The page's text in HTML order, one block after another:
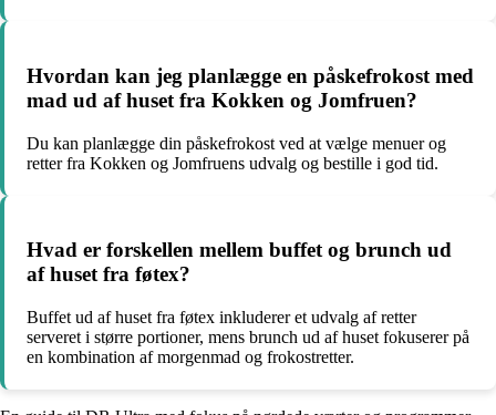
Hvordan kan jeg planlægge en påskefrokost med
mad ud af huset fra Kokken og Jomfruen?
Du kan planlægge din påskefrokost ved at vælge menuer og
retter fra Kokken og Jomfruens udvalg og bestille i god tid.
Hvad er forskellen mellem buffet og brunch ud
af huset fra føtex?
Buffet ud af huset fra føtex inkluderer et udvalg af retter
serveret i større portioner, mens brunch ud af huset fokuserer på
en kombination af morgenmad og frokostretter.